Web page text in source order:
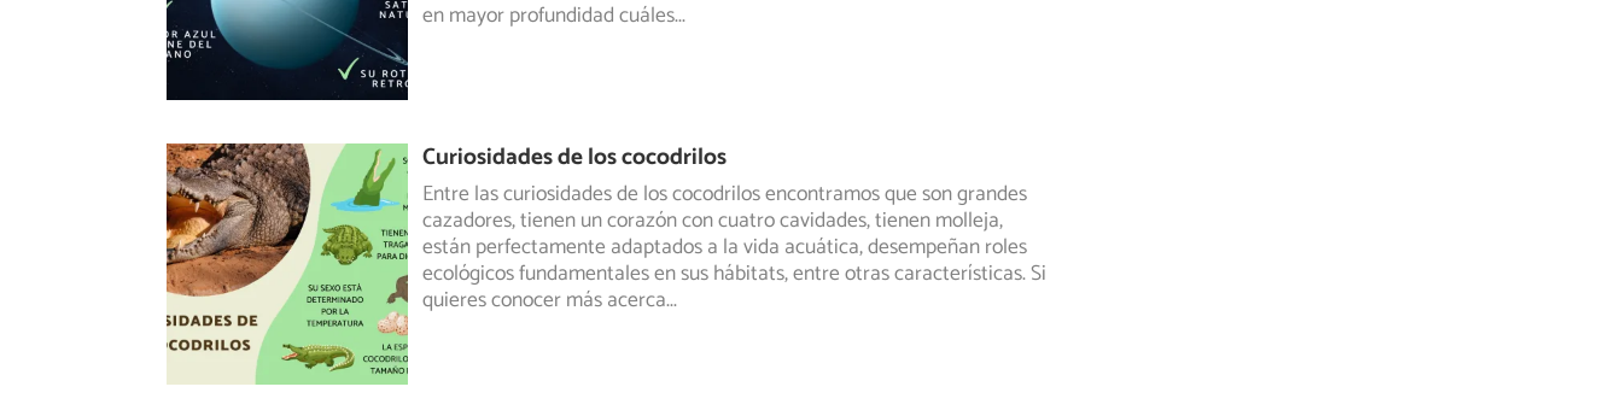
en mayor profundidad cuáles...
Curiosidades de los cocodrilos
Entre las curiosidades de los cocodrilos encontramos que son grandes
cazadores, tienen un corazón con cuatro cavidades, tienen molleja,
estánperfectamente adaptados a la vida acuática, desempeñan roles
ecológicos fundamentales en sus hábitats, entre otras características. Si
quieres conocer más acerca...